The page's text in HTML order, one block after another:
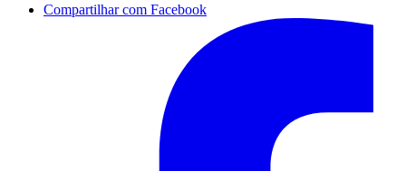
Compartilhar com Facebook